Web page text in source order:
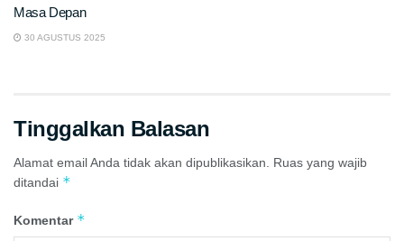
Masa Depan
30 AGUSTUS 2025
Tinggalkan Balasan
Alamat email Anda tidak akan dipublikasikan.
Ruas yang wajib
ditandai *
Komentar *